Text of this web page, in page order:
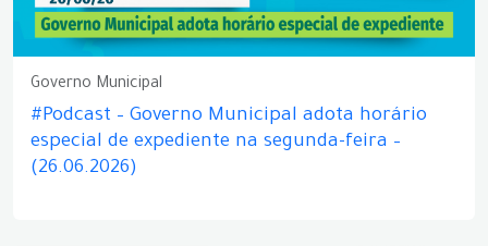
Governo Municipal
#Podcast – Governo Municipal adota horário
especial de expediente na segunda-feira –
(26.06.2026)